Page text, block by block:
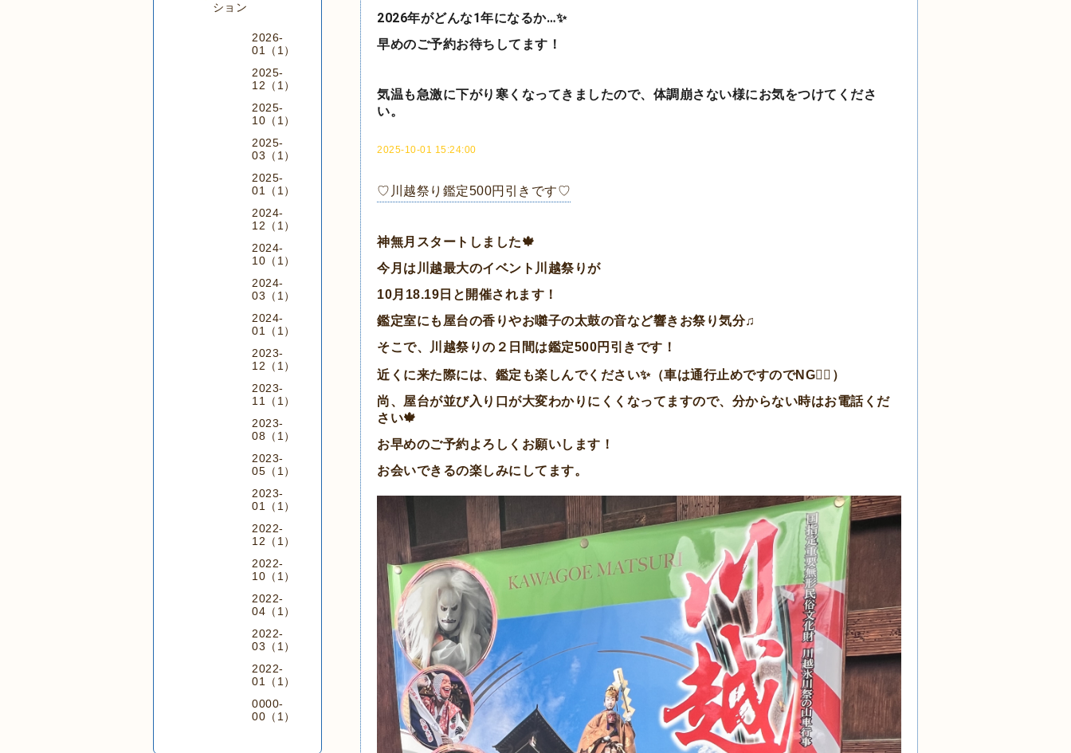
2026年がどんな1年になるか…✨
早めのご予約お待ちしてます！
気温も急激に下がり寒くなってきましたので、体調崩さない様にお気をつけてくださ
い。
2025-10-01 15:24:00
♡川越祭り鑑定500円引きです♡
神無月スタートしました🍁
今月は川越最大のイベント川越祭りが
10月18.19日と開催されます！
鑑定室にも屋台の香りやお囃子の太鼓の音など響きお祭り気分♫
そこで、川越祭りの２日間は鑑定500円引きです！
近くに来た際には、鑑定も楽しんでください✨（車は通行止めですのでNG🙅‍♀️）
尚、屋台が並び入り口が大変わかりにくくなってますので、分からない時はお電話くだ
さい🍁
お早めのご予約よろしくお願いします！
お会いできるの楽しみにしてます。
ション
2026-
01（1）
2025-
12（1）
2025-
10（1）
2025-
03（1）
2025-
01（1）
2024-
12（1）
2024-
10（1）
2024-
03（1）
2024-
01（1）
2023-
12（1）
2023-
11（1）
2023-
08（1）
2023-
05（1）
2023-
01（1）
2022-
12（1）
2022-
10（1）
2022-
04（1）
2022-
03（1）
2022-
01（1）
0000-
00（1）